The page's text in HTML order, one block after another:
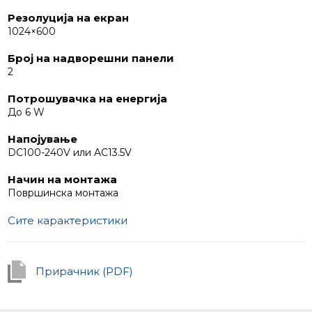
тип на ентериер.
Резолуција на екран
1024×600
Број на надворешни панели
2
Потрошувачка на енергија
До 6 W
Напојување
DC100-240V или AC13.5V
Начин на монтажа
Површинска монтажа
Сите карактеристики
Прирачник (PDF)